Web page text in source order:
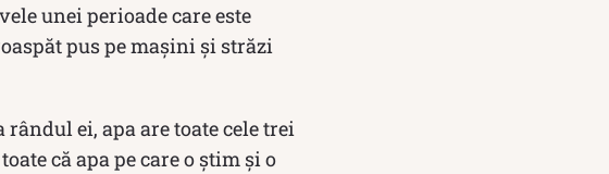
unei perioade care este
pus pe mașini și străzi
ei, apa are toate cele trei
că apa pe care o știm și o